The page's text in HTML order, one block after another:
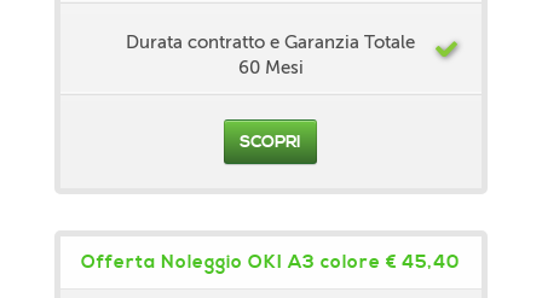
Durata contratto e Garanzia Totale
60 Mesi
SCOPRI
Offerta Noleggio OKI A3 colore € 45,40